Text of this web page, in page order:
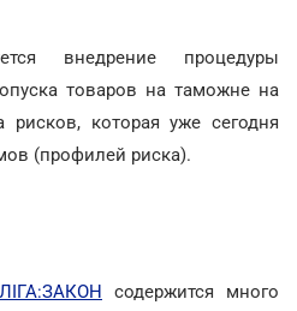
внедрение процедуры
товаров на таможне на
которая уже сегодня
(профилей риска).
содержится много